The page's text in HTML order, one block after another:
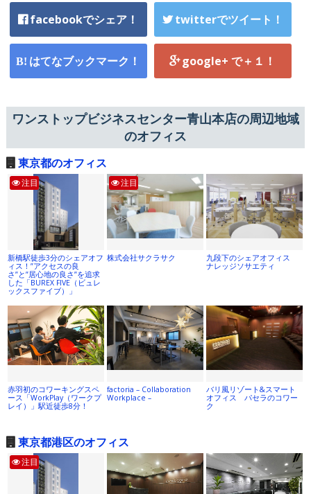
facebookでシェア！ twitterでツイート！
はてなブックマーク！ google+ で＋１！
ワンストップビジネスセンター青山本店の周辺地域
のオフィス
東京都のオフィス
注目
新橋駅徒歩3分のシェアオフ
ィス！”アクセスの良
さ”と”居心地の良さ”を追求
した「BUREX FIVE（ビュレ
ックスファイブ）」
注目
株式会社サクラサク
九段下のシェアオフィス
ナレッジソサエティ
赤羽初のコワーキングスペ
ース「WorkPlay（ワークプ
レイ）」駅近徒歩8分！
factoria – Collaboration
Workplace –
バリ風リゾート&スマート
オフィス パセラのコワー
ク
東京都港区のオフィス
注目